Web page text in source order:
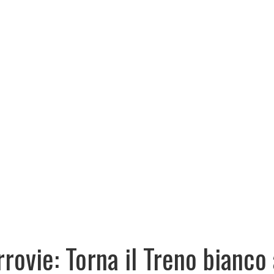
Torna il Treno